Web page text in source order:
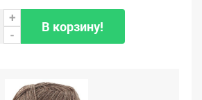
+
-
В корзину!